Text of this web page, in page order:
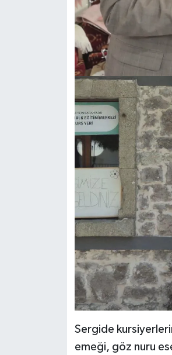
Sergide
emeği, göz nuru